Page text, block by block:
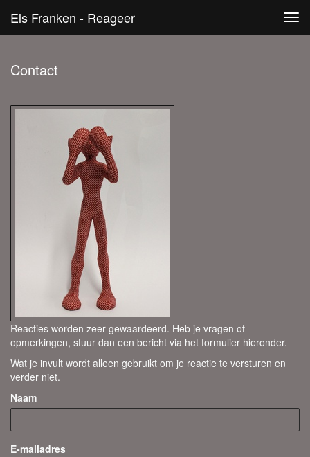
Els Franken - Reageer
Contact
Reacties worden zeer gewaardeerd. Heb je vragen of
opmerkingen, stuur dan een bericht via het formulier hieronder.
Wat je invult wordt alleen gebruikt om je reactie te versturen en
verder niet.
Naam
E-mailadres